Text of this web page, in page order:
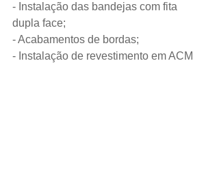
- Instalação das bandejas com fita
dupla face;
- Acabamentos de bordas;
- Instalação de revestimento em ACM